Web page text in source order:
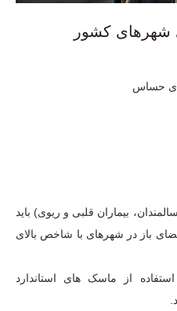
شهرهای کشور
بیماران قلبی و ریوی) باید
باز در شهرهای با شاخص بالای
از ماسک های استاندارد